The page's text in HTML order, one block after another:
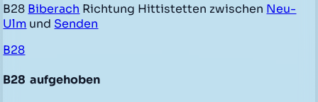
B28 Biberach Richtung Hittistetten zwischen Neu-
Ulm und Senden
B28
B28 aufgehoben